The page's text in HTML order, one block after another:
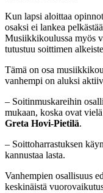
Kun lapsi aloittaa
osaksi ei lankea
Musiikkikoulussa myös
tutustuu soittimen
Tämä on osa
vanhempi on aluksi
– Soitinmuskareihin
mukaan, koska ovat
Greta Hovi-Pietilä.
– Soittoharrastuksen
kannustaa lasta.
Vanhempien osallisuus
keskinäistä